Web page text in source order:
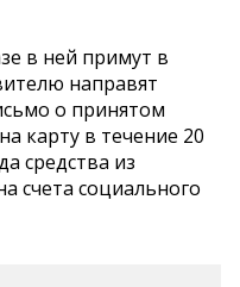
в ней примут в
направят
о принятом
карту в течение 20
средства из
счета социального